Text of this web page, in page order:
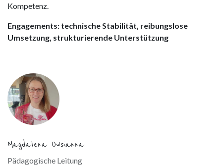
Kompetenz.
Engagements: technische Stabilität, reibungslose
Umsetzung, strukturierende Unterstützung
Magdalena Owsianna
Pädagogische Leitung